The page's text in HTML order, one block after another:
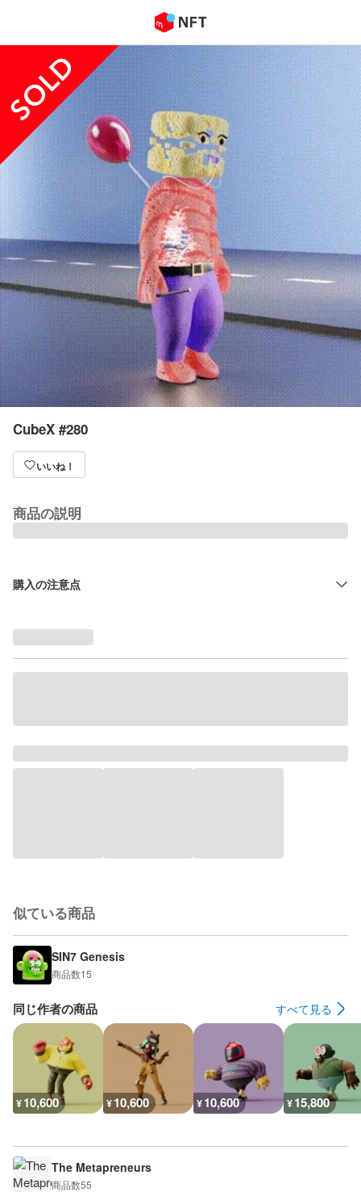
CubeX #280
いいね！
商品の説明
購入の注意点
似ている商品
SIN7 Genesis
商品数15
同じ作者の商品 すべて見る
¥10,600 ¥10,600 ¥10,600 ¥15,800
The Metapreneurs
商品数55